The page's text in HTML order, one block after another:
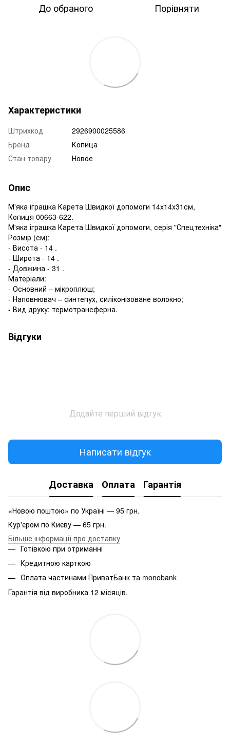
До обраного Порівняти
Характеристики
Штрихкод
2926900025586
Бренд
Копица
Стан товару
Новое
Опис
М'яка іграшка Карета Швидкої допомоги 14x14x31см,
Копиця 00663-622.
М'яка іграшка Карета Швидкої допомоги, серія "Спецтехніка"
Розмір (см):
- Висота - 14 .
- Широта - 14 .
- Довжина - 31 .
Матеріали:
- Основний – мікроплюш;
- Наповнювач – синтепух, силіконізоване волокно;
- Вид друку: термотрансферна.
Відгуки
Додайте перший відгук
Написати відгук
Доставка Оплата Гарантія
«Новою поштою» по Україні — 95 грн.
Кур'єром по Києву — 65 грн.
Більше інформації про доставку
Готівкою при отриманні
Кредитною карткою
Оплата частинами ПриватБанк та monobank
Гарантія від виробника 12 місяців.